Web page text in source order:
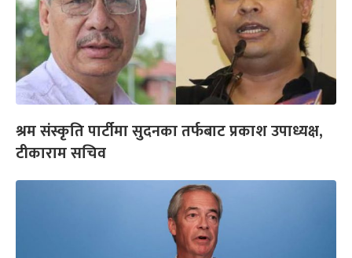
श्रम संस्कृति पार्टीमा सुदनका तर्फबाट प्रकाश उपाध्यक्ष,
टीकाराम सचिव